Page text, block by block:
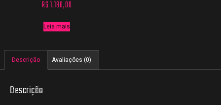
R$1.190,00
Leia mais
Descrição Avaliações (0)
Descrição